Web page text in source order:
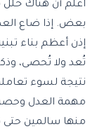
اعلم أن هناك خلل
بعض. إذا ضاع
إذن أعظم بناء
تُعد ولا تُحصى،
نتيجة لسوء
مهمة العدل
منها سالمين حتى